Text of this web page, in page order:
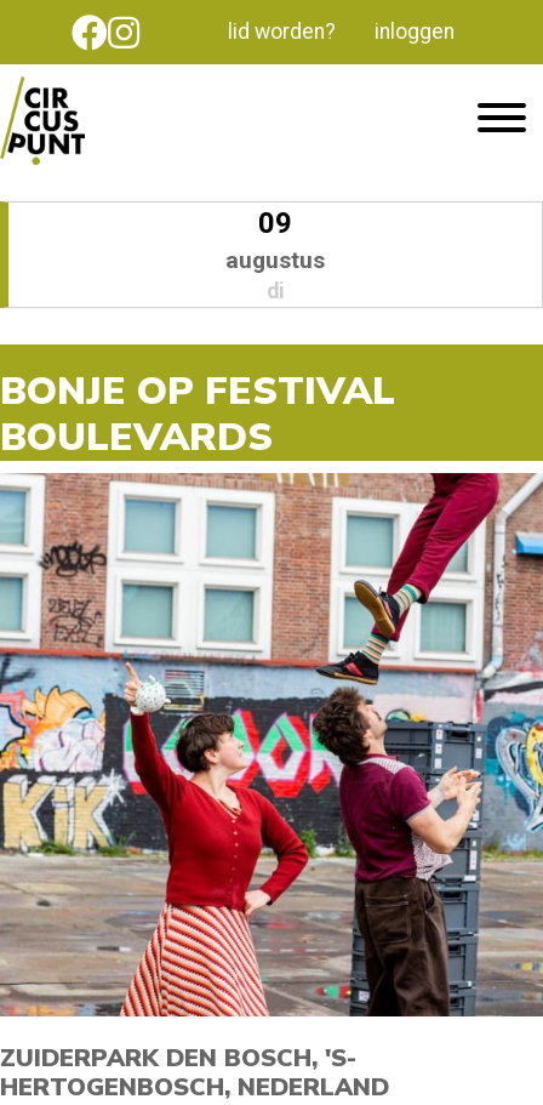
lid worden? inloggen
09
augustus
di
BONJE OP FESTIVAL
BOULEVARDS
ZUIDERPARK DEN BOSCH, 'S-
HERTOGENBOSCH, NEDERLAND